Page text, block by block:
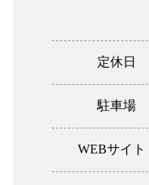
定休日
駐車場
WEBサイト